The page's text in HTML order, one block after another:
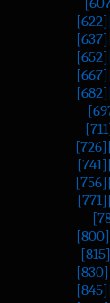
[622]
[637]
[652]
[667]
[682]
[726]
[741]
[756]
[771]
[800]
[815]
[830]
[845]